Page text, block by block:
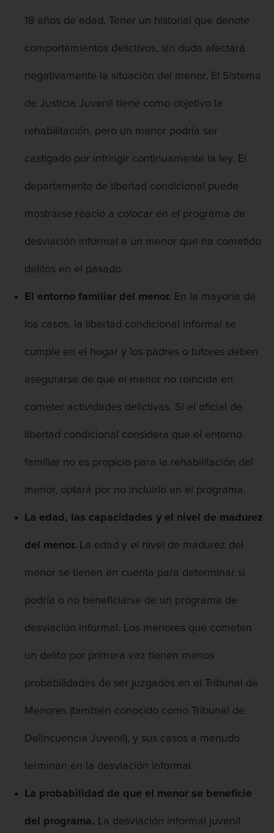
Contacto
18 años de edad. Tener un historial que denote
comportamientos delictivos, sin duda afectará
negativamente la situación del menor. El Sistema
de Justicia Juvenil tiene como objetivo la
rehabilitación, pero un menor podría ser
castigado por infringir continuamente la ley. El
departamento de libertad condicional puede
mostrarse reacio a colocar en el programa de
desviación informal a un menor que ha cometido
delitos en el pasado.
El entorno familiar del menor. En la mayoría de
los casos, la libertad condicional informal se
cumple en el hogar y los padres o tutores deben
asegurarse de que el menor no reincida en
cometer actividades delictivas. Si el oficial de
libertad condicional considera que el entorno
familiar no es propicio para la rehabilitación del
menor, optará por no incluirlo en el programa.
La edad, las capacidades y el nivel de madurez
del menor. La edad y el nivel de madurez del
menor se tienen en cuenta para determinar si
podría o no beneficiarse de un programa de
desviación informal. Los menores que cometen
un delito por primera vez tienen menos
probabilidades de ser juzgados en el Tribunal de
Menores (también conocido como Tribunal de
Delincuencia Juvenil), y sus casos a menudo
terminan en la desviación informal.
La probabilidad de que el menor se beneficie
del programa. La desviación informal juvenil